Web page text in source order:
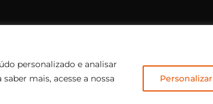
personalizado e analisar
mais, acesse a nossa
Personalizar